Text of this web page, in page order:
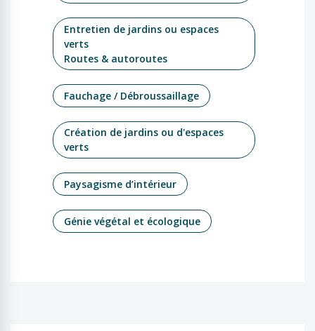
Entretien de jardins ou espaces
verts
Routes & autoroutes
Fauchage / Débroussaillage
Création de jardins ou d'espaces
verts
Paysagisme d’intérieur
Génie végétal et écologique